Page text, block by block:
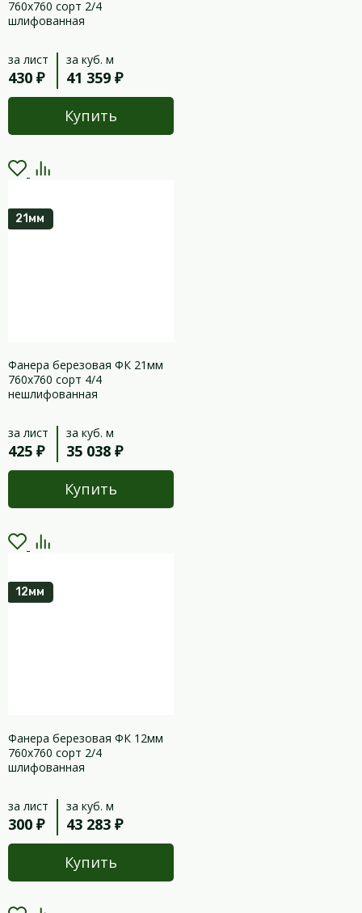
760х760 сорт 2/4
шлифованная
за лист
430 ₽
за куб. м
41 359 ₽
Купить
21мм
Фанера березовая ФК 21мм
760х760 сорт 4/4
нешлифованная
за лист
425 ₽
за куб. м
35 038 ₽
Купить
12мм
Фанера березовая ФК 12мм
760х760 сорт 2/4
шлифованная
за лист
300 ₽
за куб. м
43 283 ₽
Купить